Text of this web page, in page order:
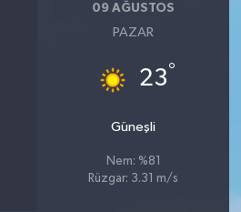
09 AĞUSTOS
PAZAR
23°
Güneşli
Nem: %81
Rüzgar: 3.31 m/s